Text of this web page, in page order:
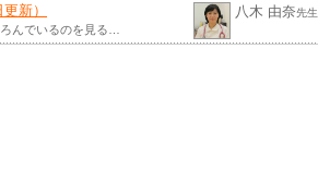
八木 由奈先生
新）
んでいるのを見る…